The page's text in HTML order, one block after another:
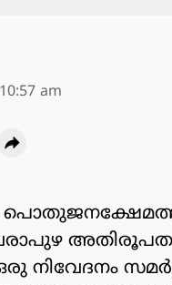
am
വരാപുഴ
നിവേദനം